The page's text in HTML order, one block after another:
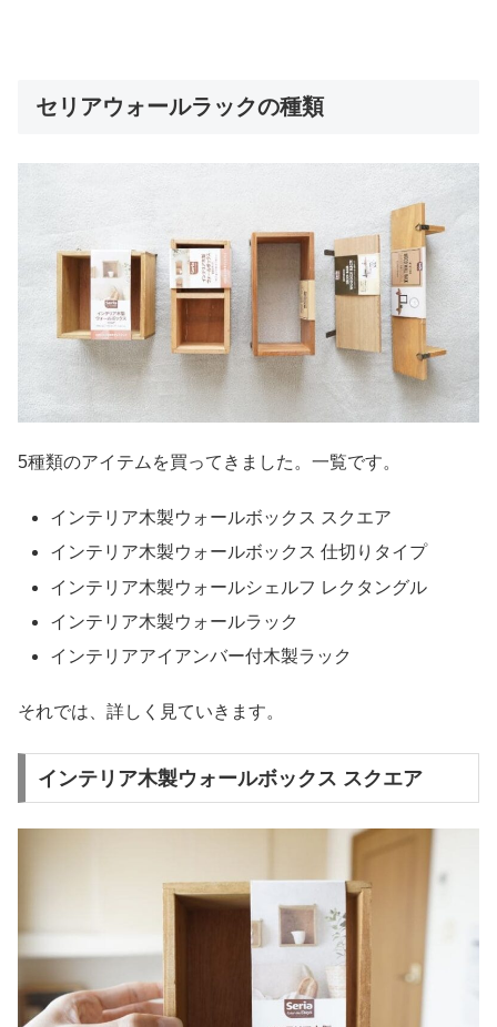
セリアウォールラックの種類
5種類のアイテムを買ってきました。一覧です。
インテリア木製ウォールボックス スクエア
インテリア木製ウォールボックス 仕切りタイプ
インテリア木製ウォールシェルフ レクタングル
インテリア木製ウォールラック
インテリアアイアンバー付木製ラック
それでは、詳しく見ていきます。
インテリア木製ウォールボックス スクエア